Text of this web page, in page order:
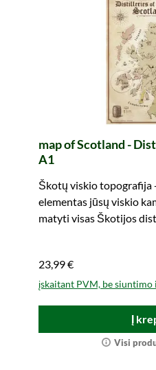
map of Scotland -
A1
Škotų viskio topografija
elementas jūsų viskio
matyti visas Škotijos
23,99 €
įskaitant PVM, be siuntimo
Į
Visi